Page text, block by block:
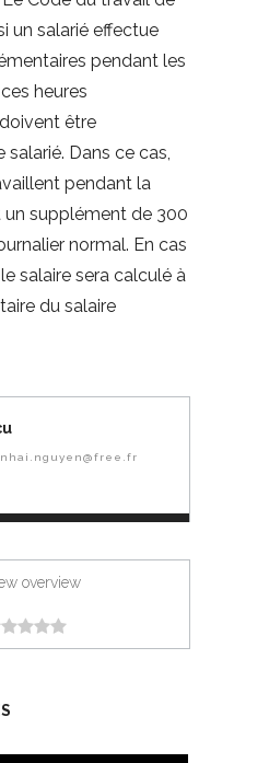
un salarié effectue
pendant les
heures
être
Dans ce cas,
pendant la
un supplément de 300
normal. En cas
salaire sera calculé à
du salaire
overview